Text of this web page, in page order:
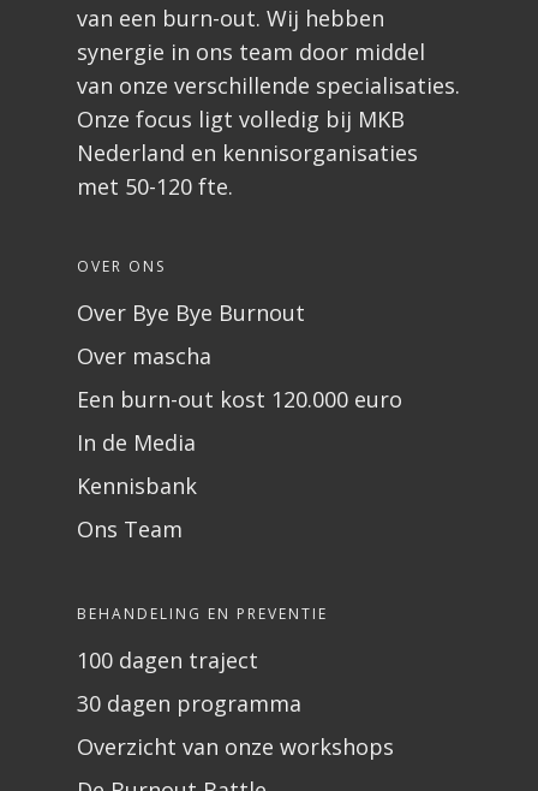
van een burn-out. Wij hebben
synergie in ons team door middel
van onze verschillende specialisaties.
Onze focus ligt volledig bij MKB
Nederland en kennisorganisaties
met 50-120 fte.
OVER ONS
Over Bye Bye Burnout
Over mascha
Een burn-out kost 120.000 euro
In de Media
Kennisbank
Ons Team
BEHANDELING EN PREVENTIE
100 dagen traject
30 dagen programma
Overzicht van onze workshops